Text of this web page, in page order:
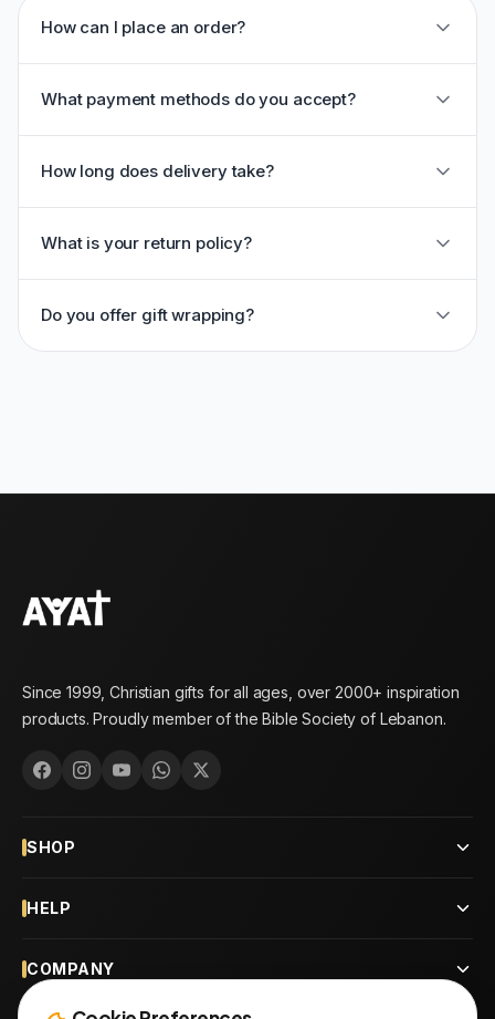
How can I place an order?
What payment methods do you accept?
How long does delivery take?
What is your return policy?
Do you offer gift wrapping?
Since 1999, Christian gifts for all ages, over 2000+ inspiration
products. Proudly member of the Bible Society of Lebanon.
SHOP
HELP
COMPANY